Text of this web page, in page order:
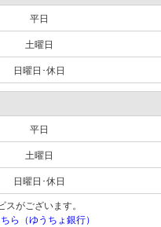
平日
土曜日
日曜日･休日
平日
土曜日
日曜日･休日
がございます。
ら（ゆうちょ銀行）